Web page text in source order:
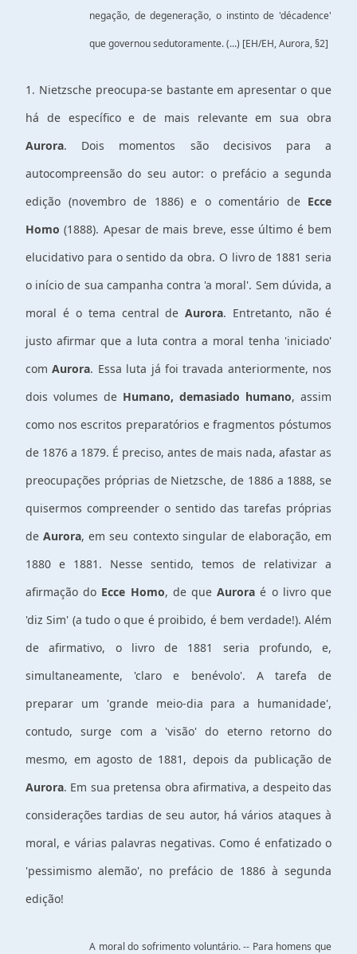
negação, de degeneração, o instinto de 'décadence'
que governou sedutoramente. (...) [EH/EH, Aurora, §2]
1. Nietzsche preocupa-se bastante em apresentar o que
há de específico e de mais relevante em sua obra
Aurora. Dois momentos são decisivos para a
autocompreensão do seu autor: o prefácio a segunda
edição (novembro de 1886) e o comentário de Ecce
Homo (1888). Apesar de mais breve, esse último é bem
elucidativo para o sentido da obra. O livro de 1881 seria
o início de sua campanha contra 'a moral'. Sem dúvida, a
moral é o tema central deAurora. Entretanto, não é
justo afirmar que a luta contra a moral tenha 'iniciado'
comAurora. Essa luta já foi travada anteriormente, nos
dois volumes de Humano, demasiado humano, assim
como nos escritos preparatórios e fragmentos póstumos
de 1876 a 1879. É preciso, antes de mais nada, afastar as
preocupações próprias de Nietzsche, de 1886 a 1888, se
quisermos compreender o sentido das tarefas próprias
deAurora, em seu contexto singular de elaboração, em
1880 e 1881. Nesse sentido, temos de relativizar a
afirmação do Ecce Homo, de queAurora é o livro que
'diz Sim' (a tudo o que é proibido, é bem verdade!). Além
de afirmativo, o livro de 1881 seria profundo, e,
simultaneamente, 'claro e benévolo'. A tarefa de
preparar um 'grande meio-dia para a humanidade',
contudo, surge com a 'visão' do eterno retorno do
mesmo, em agosto de 1881, depois da publicação de
Aurora. Em sua pretensa obra afirmativa, a despeito das
considerações tardias de seu autor, há vários ataques à
moral, e várias palavras negativas. Como é enfatizado o
'pessimismo alemão', no prefácio de 1886 à segunda
edição!
A moral do sofrimento voluntário. -- Para homens que